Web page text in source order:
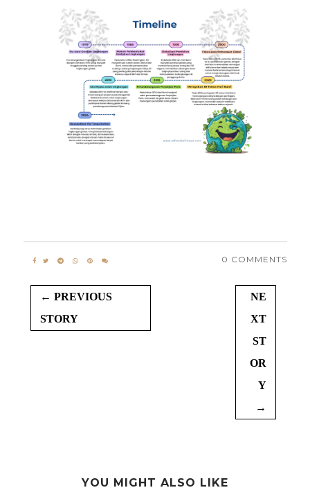
0 COMMENTS
← PREVIOUS
STORY
NE
XT
ST
OR
Y
→
YOU MIGHT ALSO LIKE